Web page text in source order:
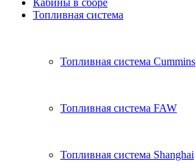
Кабины в сборе
Топливная система
Топливная система Cummins
Топливная система FAW
Топливная система Shanghai